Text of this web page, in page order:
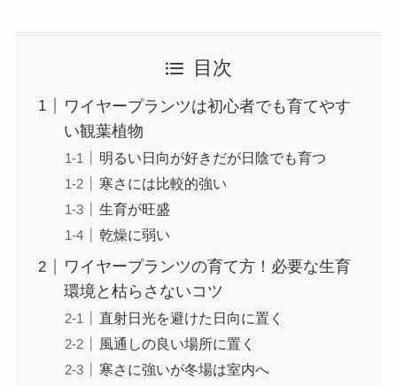
目次
ワイヤープランツは初心者でも育てやす
い観葉植物
明るい日向が好きだが日陰でも育つ
寒さには比較的強い
生育が旺盛
乾燥に弱い
ワイヤープランツの育て方！必要な生育
環境と枯らさないコツ
直射日光を避けた日向に置く
風通しの良い場所に置く
寒さに強いが冬場は室内へ